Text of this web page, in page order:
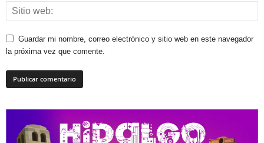
Guardar mi nombre, correo electrónico y sitio web en este navegador
la próxima vez que comente.